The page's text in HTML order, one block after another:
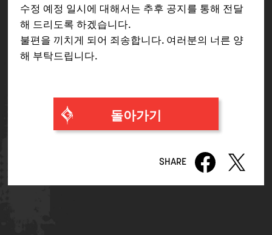
수정 예정 일시에 대해서는 추후 공지를 통해 전달
해 드리도록 하겠습니다.
불편을 끼치게 되어 죄송합니다. 여러분의 너른 양
해 부탁드립니다.
돌아가기